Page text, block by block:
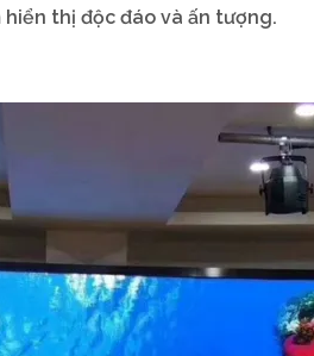
thị độc đáo và ấn tượng.